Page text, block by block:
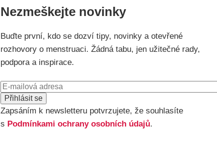
Nezmeškejte novinky
Buďte první, kdo se dozví tipy, novinky a otevřené
rozhovory o menstruaci. Žádná tabu, jen užitečné rady,
podpora a inspirace.
E-
mail
Zapsáním k newsletteru potvrzujete, že souhlasíte
s Podmínkami ochrany osobních údajů.